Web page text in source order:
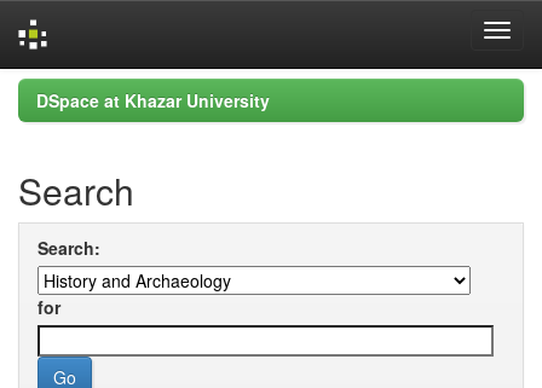
Skip
navigation
DSpace at Khazar University
Search
Search:
for